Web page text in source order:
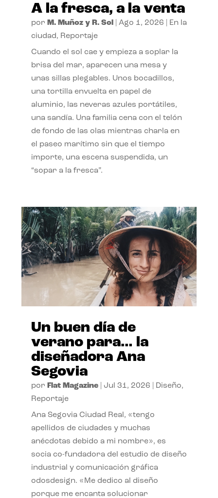
A la fresca, a la venta
por M. Muñoz y R. Sol| Ago 1, 2026
En la
ciudad, Reportaje
Cuando el sol cae y empieza a soplar la
brisa del mar, aparecen una mesa y
unas sillas plegables. Unos bocadillos,
una tortilla envuelta en papel de
aluminio, las neveras azules portátiles,
una sandía. Una familia cena con el telón
de fondo de las olas mientras charla en
el paseo marítimo sin que el tiempo
importe, una escena suspendida, un
“sopar a la fresca”.
Un buen día de
verano para… la
diseñadora Ana
Segovia
por Flat Magazine| Jul 31, 2026 Diseño,
Reportaje
Ana Segovia Ciudad Real, «tengo
apellidos de ciudades y muchas
anécdotas debido a mi nombre», es
socia co-fundadora del estudio de diseño
industrial y comunicación gráfica
odosdesign. «Me dedico al diseño
porque me encanta solucionar